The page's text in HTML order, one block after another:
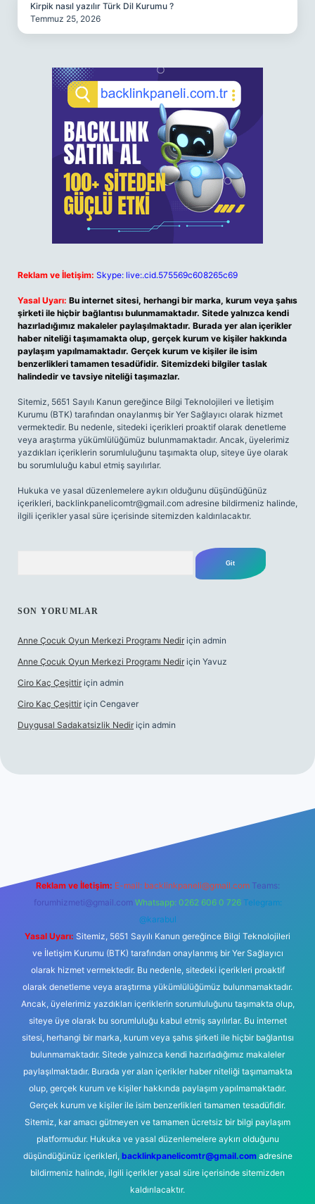
Kirpik nasıl yazılır Türk Dil Kurumu ?
Temmuz 25, 2026
Reklam ve İletişim: Skype: live:.cid.575569c608265c69
Yasal Uyarı: Bu internet sitesi, herhangi bir marka, kurum veya şahıs
şirketi ile hiçbir bağlantısı bulunmamaktadır. Sitede yalnızca kendi
hazırladığımız makaleler paylaşılmaktadır. Burada yer alan içerikler
haber niteliği taşımamakta olup, gerçek kurum ve kişiler hakkında
paylaşım yapılmamaktadır. Gerçek kurum ve kişiler ile isim
benzerlikleri tamamen tesadüfidir. Sitemizdeki bilgiler taslak
halindedir ve tavsiye niteliği taşımazlar.
Sitemiz, 5651 Sayılı Kanun gereğince Bilgi Teknolojileri ve İletişim
Kurumu (BTK) tarafından onaylanmış bir Yer Sağlayıcı olarak hizmet
vermektedir. Bu nedenle, sitedeki içerikleri proaktif olarak denetleme
veya araştırma yükümlülüğümüz bulunmamaktadır. Ancak, üyelerimiz
yazdıkları içeriklerin sorumluluğunu taşımakta olup, siteye üye olarak
bu sorumluluğu kabul etmiş sayılırlar.
Hukuka ve yasal düzenlemelere aykırı olduğunu düşündüğünüz
içerikleri, backlinkpanelicomtr@gmail.com adresine bildirmeniz halinde,
ilgili içerikler yasal süre içerisinde sitemizden kaldırılacaktır.
SON YORUMLAR
Anne Çocuk Oyun Merkezi Programı Nedir için admin
Anne Çocuk Oyun Merkezi Programı Nedir için Yavuz
Ciro Kaç Çeşittir için admin
Ciro Kaç Çeşittir için Cengaver
Duygusal Sadakatsizlik Nedir için admin
elexbetgiris.org
Reklam ve İletişim: E-mail: backlinkpaneli@gmail.com Teams:
forumhizmeti@gmail.com Whatsapp: 0262 606 0 726 Telegram:
@karabul
Yasal Uyarı: Sitemiz, 5651 Sayılı Kanun gereğince Bilgi Teknolojileri
ve İletişim Kurumu (BTK) tarafından onaylanmış bir Yer Sağlayıcı
olarak hizmet vermektedir. Bu nedenle, sitedeki içerikleri proaktif
olarak denetleme veya araştırma yükümlülüğümüz bulunmamaktadır.
Ancak, üyelerimiz yazdıkları içeriklerin sorumluluğunu taşımakta olup,
siteye üye olarak bu sorumluluğu kabul etmiş sayılırlar. Bu internet
sitesi, herhangi bir marka, kurum veya şahıs şirketi ile hiçbir bağlantısı
bulunmamaktadır. Sitede yalnızca kendi hazırladığımız makaleler
paylaşılmaktadır. Burada yer alan içerikler haber niteliği taşımamakta
olup, gerçek kurum ve kişiler hakkında paylaşım yapılmamaktadır.
Gerçek kurum ve kişiler ile isim benzerlikleri tamamen tesadüfidir.
Sitemiz, kar amacı gütmeyen ve tamamen ücretsiz bir bilgi paylaşım
platformudur. Hukuka ve yasal düzenlemelere aykırı olduğunu
düşündüğünüz içerikleri, backlinkpanelicomtr@gmail.comadresine
bildirmeniz halinde, ilgili içerikler yasal süre içerisinde sitemizden
kaldırılacaktır.